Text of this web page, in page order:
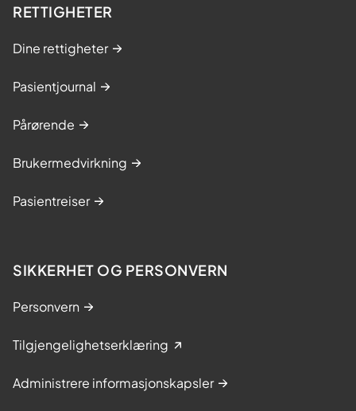
RETTIGHETER
Dine rettigheter
Pasientjournal
Pårørende
Brukermedvirkning
Pasientreiser
SIKKERHET OG PERSONVERN
Personvern
Tilgjengelighetserklæring
Administrere informasjonskapsler